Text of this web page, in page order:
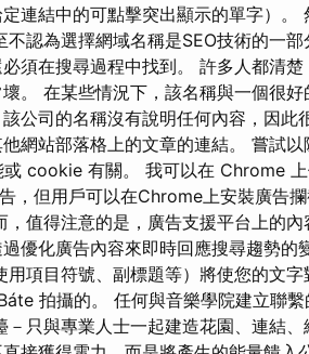
連結中的可點擊突出顯示的單字）。
認為選擇網域名稱是SEO技術的一
須在搜尋過程中找到。 許多人都清
。 在某些情況下，該名稱與一個很
公司的名稱沒有說明任何內容，因此
網站部落格上的文章的連結。 嘗試以
cookie 有關。 我可以在 Chrome
，但用戶可以在Chrome上安裝廣告
值得注意的是，廣告支援平台上的
優化廣告內容來即時回應搜尋趨勢的
項目符號、副標題等）將使您的文
拍攝的。 任何與音樂學院建立聯
只與專業人士一起建造花園、連結